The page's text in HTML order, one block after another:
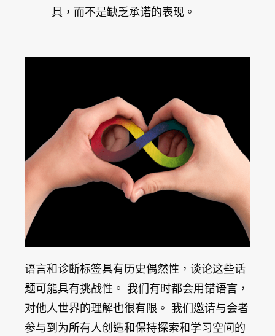
具，而不是缺乏承诺的表现。
语言和诊断标签具有历史偶然性，谈论这些话
题可能具有挑战性。 我们有时都会用错语言，
对他人世界的理解也很有限。 我们邀请与会者
参与到为所有人创造和保持探索和学习空间的